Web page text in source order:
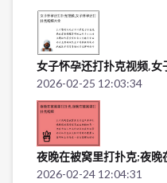
女子怀孕还打扑克视频,
2026-02-25 12:03:34
夜晚在被窝里打扑克;夜晚
2026-02-24 12:04:31